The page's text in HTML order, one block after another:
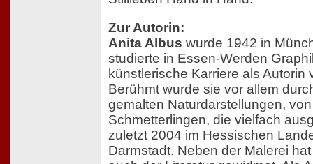
Zur Autorin:
Anita Albus wurde 1942 in
studierte in Essen-Werden
künstlerische Karriere als Autorin
Berühmt wurde sie vor allem
gemalten Naturdarstellungen,
Schmetterlingen, die vielfach
zuletzt 2004 im Hessischen
Darmstadt. Neben der Malerei